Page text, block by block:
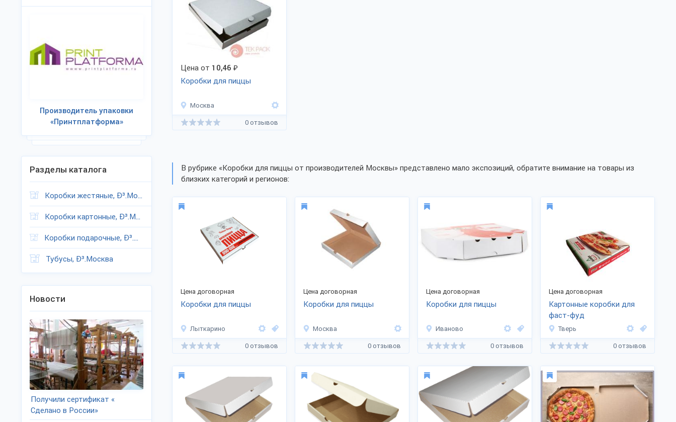
Цена от 10,46 ₽
Коробки для пиццы
Москва
0 отзывов
В рубрике «Коробки для пиццы от производителей Москвы» представлено мало экспозиций, обратите внимание на товары из
близких категорий и регионов:
Цена договорная
Коробки для пиццы
Лыткарино
0 отзывов
Цена договорная
Коробки для пиццы
Москва
0 отзывов
Цена договорная
Коробки для пиццы
Иваново
0 отзывов
Цена договорная
Картонные коробки для
фаст-фуд
Тверь
0 отзывов
Производитель упаковки
«Принтплатформа»
Разделы каталога
Коробки жестяные, Ð³.Москва
Коробки картонные, Ð³.Москва
Коробки подарочные, Ð³.Москва
Тубусы, Ð³.Москва
Новости
Получили сертификат «
Сделано в России»